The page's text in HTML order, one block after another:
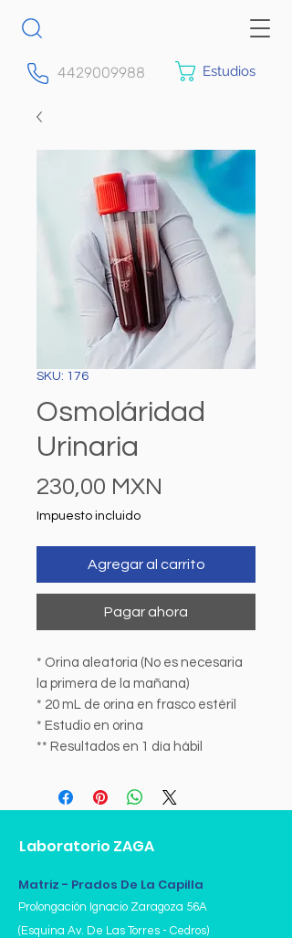
4429009988 Estudios
SKU: 176
Osmoláridad
Urinaria
230,00 MXN
Impuesto incluido
Agregar al carrito
Pagar ahora
* Orina aleatoria (No es necesaria
la primera de la mañana)
* 20 mL de orina en frasco estéril
* Estudio en orina
** Resultados en 1 día hábil
Laboratorio ZAGA
Matriz - Prados De La Capilla
Prolongación Ignacio Zaragoza 56A
(Esquina Av. De Las Torres - Cedros)